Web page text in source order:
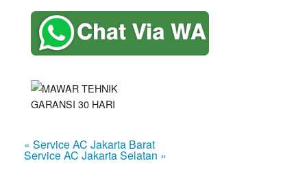
« Service AC Jakarta Barat
Service AC Jakarta Selatan »